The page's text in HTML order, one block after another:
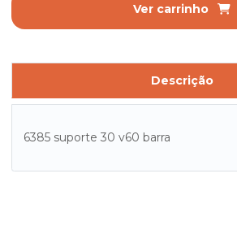
Ver carrinho
Descrição
6385 suporte 30 v60 barra